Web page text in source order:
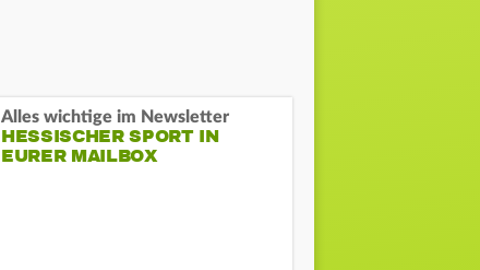
Alles wichtige im Newsletter
HESSISCHER SPORT IN
EURER MAILBOX